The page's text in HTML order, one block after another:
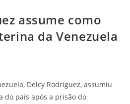
assume como
da Venezuela
Delcy Rodríguez, assumiu
do país após a prisão do